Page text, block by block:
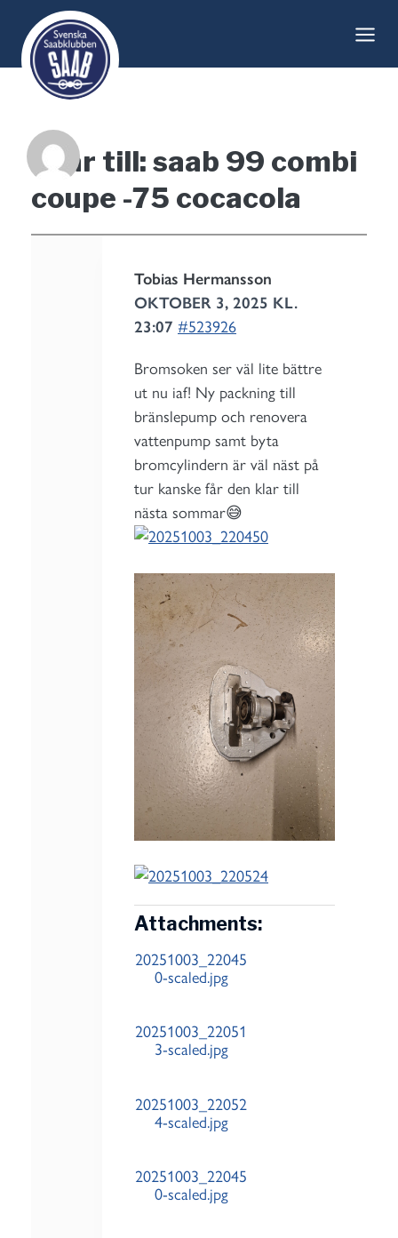
content
Svar till: saab 99 combi
coupe -75 cocacola
Tobias Hermansson
OKTOBER 3, 2025 KL.
23:07 #523926
Bromsoken ser väl lite bättre
ut nu iaf! Ny packning till
bränslepump och renovera
vattenpump samt byta
bromcylindern är väl näst på
tur kanske får den klar till
nästa sommar😅
Attachments:
20251003_22045
0-scaled.jpg
20251003_22051
3-scaled.jpg
20251003_22052
4-scaled.jpg
20251003_22045
0-scaled.jpg